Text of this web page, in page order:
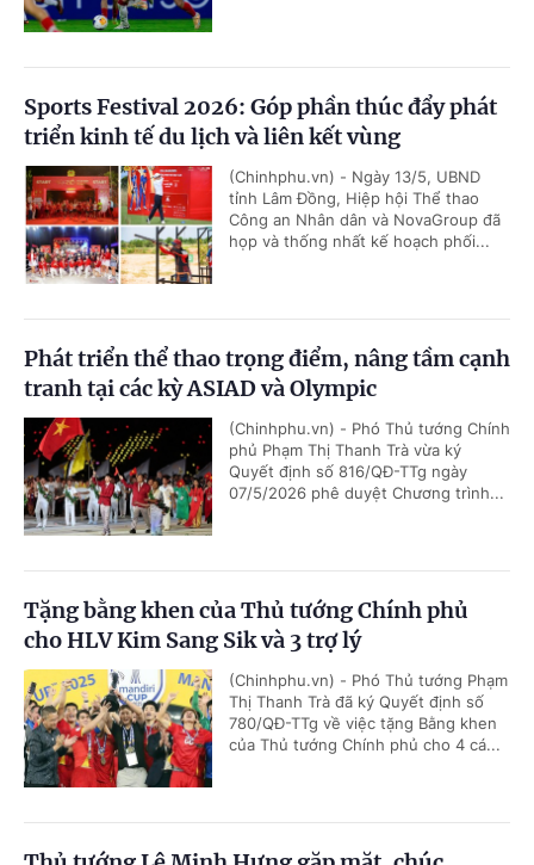
Sports Festival 2026: Góp phần thúc đẩy phát
triển kinh tế du lịch và liên kết vùng
(Chinhphu.vn) - Ngày 13/5, UBND
tỉnh Lâm Đồng, Hiệp hội Thể thao
Công an Nhân dân và NovaGroup đã
họp và thống nhất kế hoạch phối...
Phát triển thể thao trọng điểm, nâng tầm cạnh
tranh tại các kỳ ASIAD và Olympic
(Chinhphu.vn) - Phó Thủ tướng Chính
phủ Phạm Thị Thanh Trà vừa ký
Quyết định số 816/QĐ-TTg ngày
07/5/2026 phê duyệt Chương trình...
Tặng bằng khen của Thủ tướng Chính phủ
cho HLV Kim Sang Sik và 3 trợ lý
(Chinhphu.vn) - Phó Thủ tướng Phạm
Thị Thanh Trà đã ký Quyết định số
780/QĐ-TTg về việc tặng Bằng khen
của Thủ tướng Chính phủ cho 4 cá...